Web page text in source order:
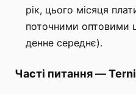
рік, цього місяця
поточними оптовими
денне середнє).
Часті питання—